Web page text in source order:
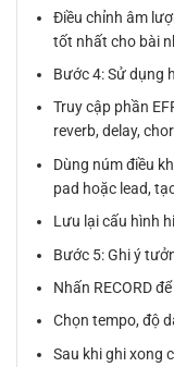
Điều chỉnh âm
tốt nhất cho bài
Bước 4: Sử dụng
Truy cập phần
reverb, delay,
Dùng núm điều
pad hoặc lead,
Lưu lại cấu hình
Bước 5: Ghi ý
Nhấn RECORD
Chọn tempo, độ
Sau khi ghi xong